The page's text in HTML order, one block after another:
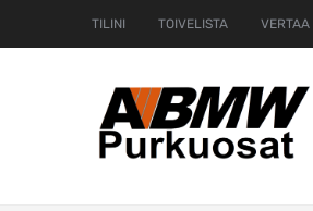
TILINI TOIVELISTA VERTAA